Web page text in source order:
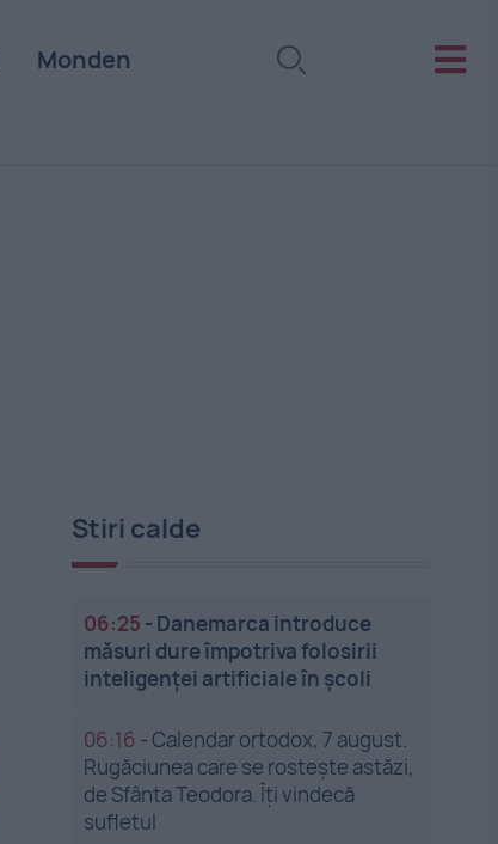
Monden
Stiri calde
06:25 - Danemarca introduce
măsuri dure împotriva folosirii
inteligenței artificiale în școli
06:16 -Calendar ortodox, 7 august.
Rugăciunea care se rostește astăzi,
de Sfânta Teodora. Îți vindecă
sufletul